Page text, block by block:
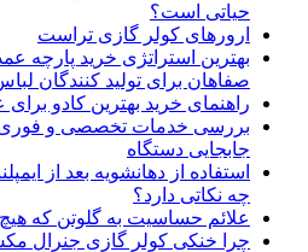
حیاتی است؟
ارورهای کولر گازی تراست
بهترین استراتژی خرید پارچه
صفاهان برای تولید کنندگان
راهنمای خرید بهترین کادو
بررسی خدمات تخصصی و فوری
جابجایی دستگاه
استفاده از دهانشویه بعد از
چه نکاتی دارد؟
علائم حساسیت به گلوتن که
چرا خنکی کولر گازی جنرال